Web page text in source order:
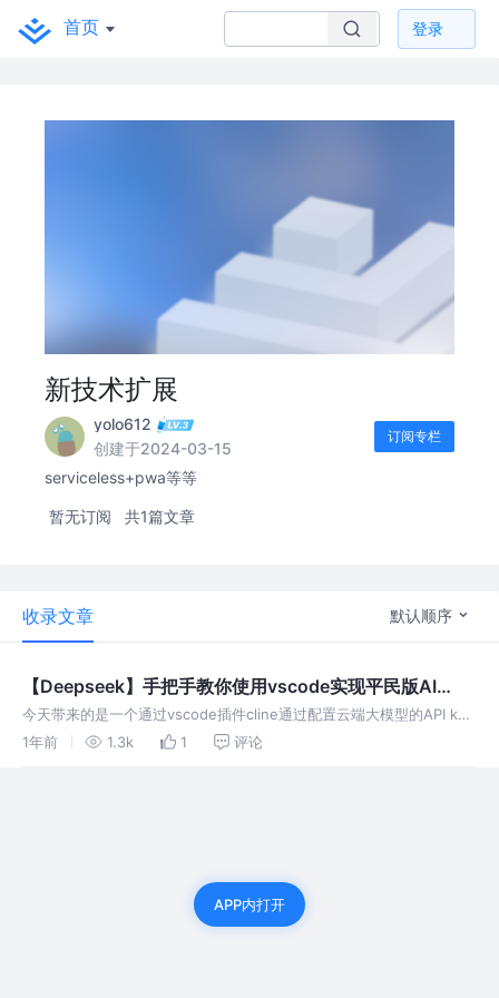
首页 登录
新技术扩展
yolo612
创建于2024-03-15
订阅专栏
serviceless+pwa等等
暂无订阅 共1篇文章
收录文章 默认顺序
【Deepseek】手把手教你使用vscode实现平民版AI
Code编辑器cursor
今天带来的是一个通过vscode插件cline通过配置云端大模型的API key
或者是本地部署的大模型实现AI代码编辑器，解放程序员的左手，右手
1年前 1.3k 1 评论
APP内打开